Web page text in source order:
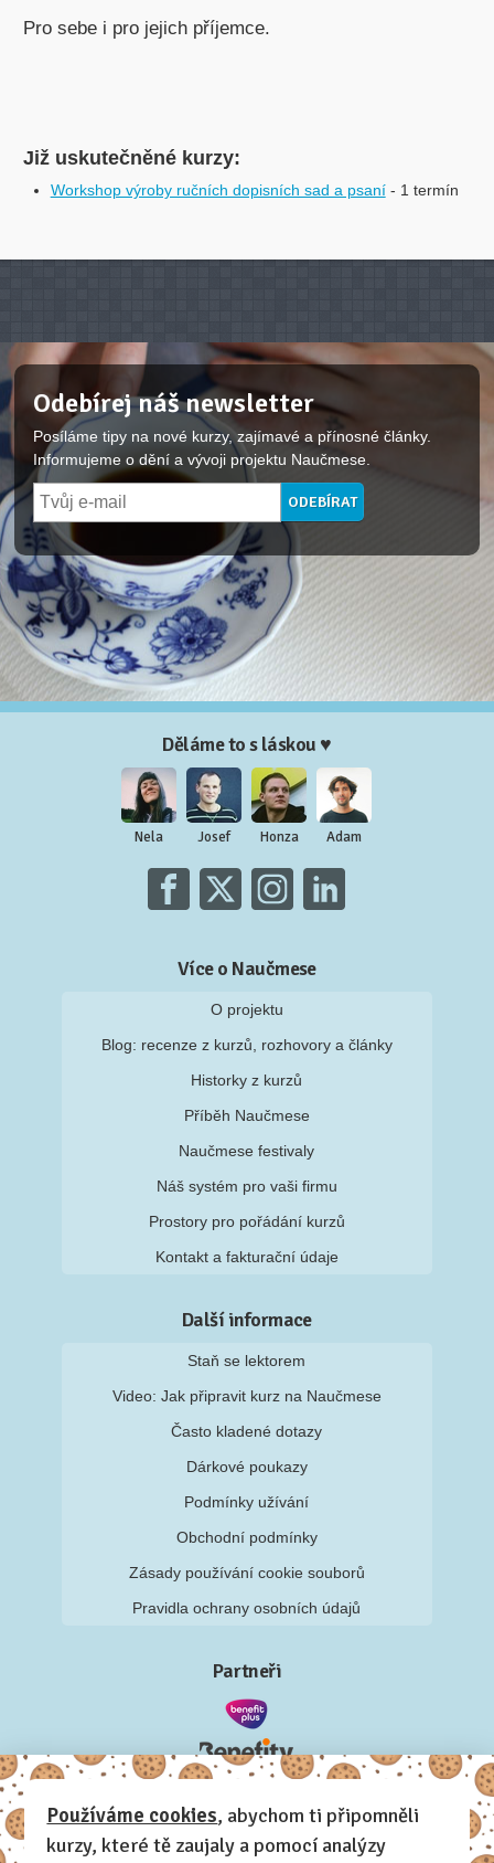
Pro sebe i pro jejich příjemce.
Již uskutečněné kurzy:
Workshop výroby ručních dopisních sad a psaní - 1 termín
Odebírej náš newsletter
Posíláme tipy na nové kurzy, zajímavé a přínosné články.
Informujeme o dění a vývoji projektu Naučmese.
Děláme to s láskou ♥
Nela Josef Honza Adam
Více o Naučmese
O projektu
Blog: recenze z kurzů, rozhovory a články
Historky z kurzů
Příběh Naučmese
Naučmese festivaly
Náš systém pro vaši firmu
Prostory pro pořádání kurzů
Kontakt a fakturační údaje
Další informace
Staň se lektorem
Video: Jak připravit kurz na Naučmese
Často kladené dotazy
Dárkové poukazy
Podmínky užívání
Obchodní podmínky
Zásady používání cookie souborů
Pravidla ochrany osobních údajů
Partneři
Používáme cookies, abychom ti připomněli
kurzy, které tě zaujaly a pomocí analýzy